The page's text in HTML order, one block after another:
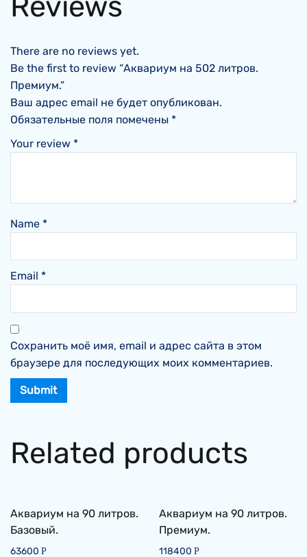
There are no reviews yet.
Be the first to review “Аквариум на 502 литров.
Премиум.”
Ваш адрес email не будет опубликован.
Обязательные поля помечены *
Your review *
Name *
Email *
Сохранить моё имя, email и адрес сайта в этом
браузере для последующих моих комментариев.
Related products
Аквариум на 90 литров.
Базовый.
63600 Р
Аквариум на 90 литров.
Премиум.
118400Р